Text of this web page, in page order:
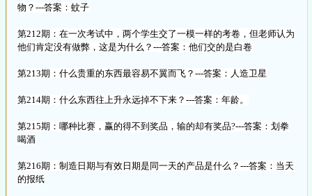
物？---答案：蚊子
第212期：在一次考试中，两个学生交了一模一样的考卷，但老师认为
他们肯定没有做弊，这是为什么？---答案：他们交的是白卷
第213期：什么贵重的东西最容易不翼而飞？---答案：人造卫星
第214期：什么东西往上升永远掉不下来？---答案：年龄。
第215期：哪种比赛，赢的得不到奖品，输的却有奖品?---答案：划拳
喝酒
第216期：制造日期与有效日期是同一天的产品是什么？---答案：当天
的报纸